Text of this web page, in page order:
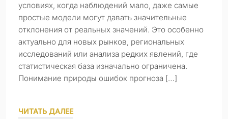
условиях, когда наблюдений мало, даже самые
простые модели могут давать значительные
отклонения от реальных значений. Это особенно
актуально для новых рынков, региональных
исследований или анализа редких явлений, где
статистическая база изначально ограничена.
Понимание природы ошибок прогноза […]
ЧИТАТЬ ДАЛЕЕ